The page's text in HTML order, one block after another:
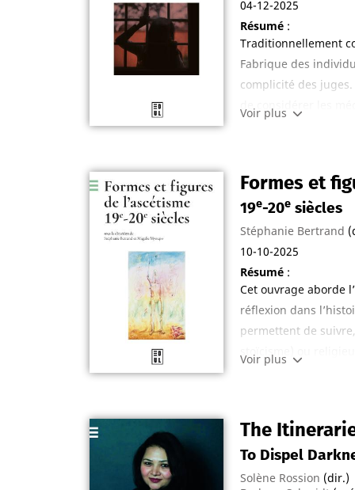
04-12-2025
Résumé:
Traditionnellement
Fabrique des
complicité des
de considérer les
et de violence dans
l’époque moderne
grandes
littérature et
Voir plus
Formes et
19e-20esiècles
Stéphanie Bertrand
10-10-2025
Résumé:
Cet ouvrage aborde
réflexion dans
permettent de
stoïcisme) ou
Voir plus
The
To Dispel
Solène Rossion (dir.)